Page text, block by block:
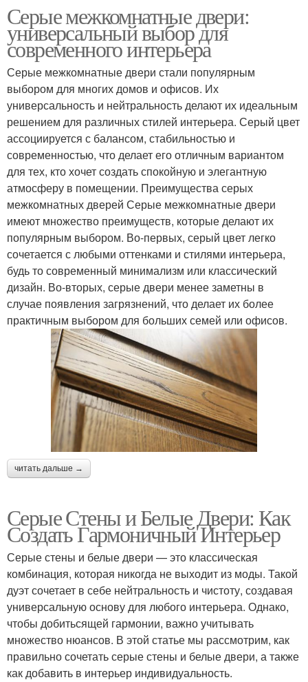
Серые межкомнатные двери:
универсальный выбор для
современного интерьера
Серые межкомнатные двери стали популярным
выбором для многих домов и офисов. Их
универсальность и нейтральность делают их идеальным
решением для различных стилей интерьера. Серый цвет
ассоциируется с балансом, стабильностью и
современностью, что делает его отличным вариантом
для тех, кто хочет создать спокойную и элегантную
атмосферу в помещении. Преимущества серых
межкомнатных дверей Серые межкомнатные двери
имеют множество преимуществ, которые делают их
популярным выбором. Во-первых, серый цвет легко
сочетается с любыми оттенками и стилями интерьера,
будь то современный минимализм или классический
дизайн. Во-вторых, серые двери менее заметны в
случае появления загрязнений, что делает их более
практичным выбором для больших семей или офисов.
читать дальше →
Серые Стены и Белые Двери: Как
Создать Гармоничный Интерьер
Серые стены и белые двери — это классическая
комбинация, которая никогда не выходит из моды. Такой
дуэт сочетает в себе нейтральность и чистоту, создавая
универсальную основу для любого интерьера. Однако,
чтобы добитьсящей гармонии, важно учитывать
множество нюансов. В этой статье мы рассмотрим, как
правильно сочетать серые стены и белые двери, а также
как добавить в интерьер индивидуальность.